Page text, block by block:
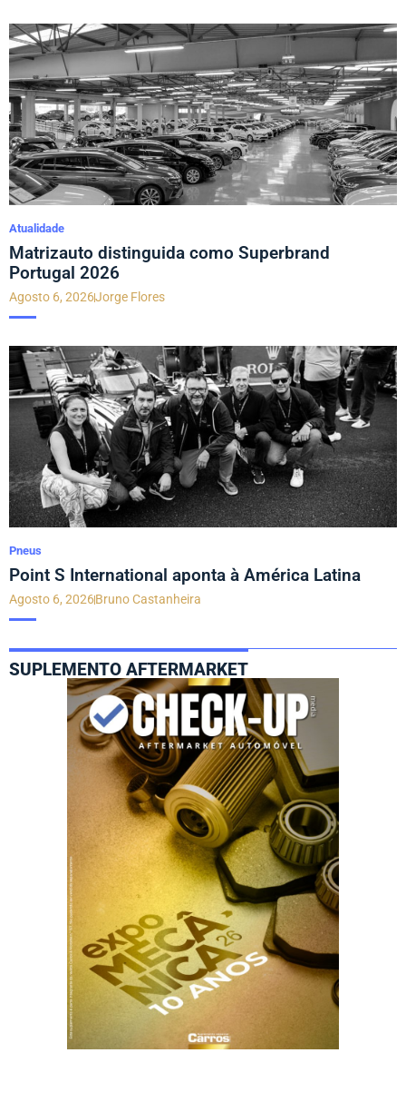
Atualidade
Matrizauto distinguida como Superbrand
Portugal 2026
Agosto 6, 2026Jorge Flores
Pneus
Point S International aponta à América Latina
Agosto 6, 2026Bruno Castanheira
SUPLEMENTO AFTERMARKET